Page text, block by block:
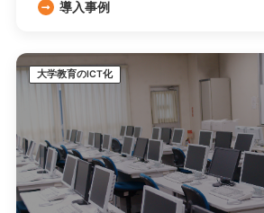
導入事例
大学教育のICT化